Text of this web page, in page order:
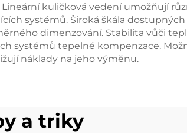
kuličková vedení umožňují
systémů. Široká škála
dimenzování. Stabilita vůči
systémů tepelné kompenzace.
náklady na jeho výměnu.
a triky